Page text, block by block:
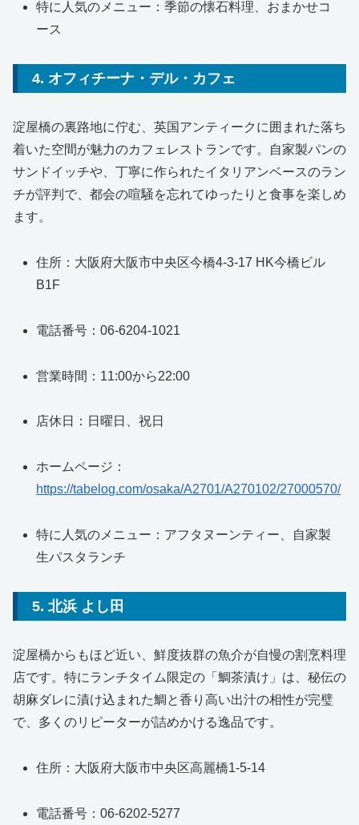
特に人気のメニュー：季節の懐石料理、おまかせコ
ース
4. オフィチーナ・デル・カフェ
淀屋橋の裏路地に佇む、英国アンティークに囲まれた落ち
着いた空間が魅力のカフェレストランです。自家製パンの
サンドイッチや、丁寧に作られたイタリアンベースのラン
チが評判で、都会の喧騒を忘れてゆったりと食事を楽しめ
ます。
住所：大阪府大阪市中央区今橋4-3-17 HK今橋ビル
B1F
電話番号：06-6204-1021
営業時間：11:00から22:00
店休日：日曜日、祝日
ホームページ：
https://tabelog.com/osaka/A2701/A270102/27000570/
特に人気のメニュー：アフタヌーンティー、自家製
生パスタランチ
5. 北浜 よし田
淀屋橋からもほど近い、鮮度抜群の魚介が自慢の割烹料理
店です。特にランチタイム限定の「鯛茶漬け」は、秘伝の
胡麻ダレに漬け込まれた鯛と香り高い出汁の相性が完璧
で、多くのリピーターが詰めかける逸品です。
住所：大阪府大阪市中央区高麗橋1-5-14
電話番号：06-6202-5277